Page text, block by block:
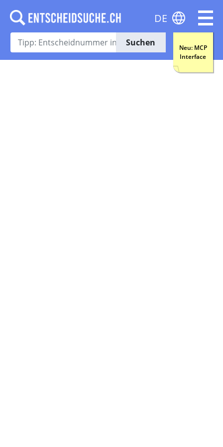
Suchen
Neu: MCP
Interface
DE